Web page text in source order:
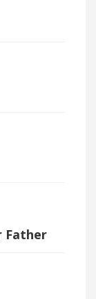
Father